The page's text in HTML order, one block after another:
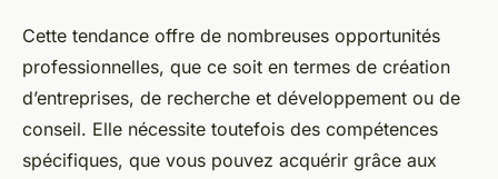
Cette tendance offre de nombreuses opportunités
professionnelles, que ce soit en termes de création
d’entreprises, de recherche et développement ou de
conseil. Elle nécessite toutefois des compétences
spécifiques, que vous pouvez acquérir grâce aux